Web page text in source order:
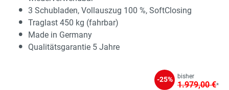
3 Schubladen, Vollauszug 100 %, SoftClosing
Traglast 450 kg (fahrbar)
Made in Germany
Qualitätsgarantie 5 Jahre
-25% bisher
1.979,00 €*